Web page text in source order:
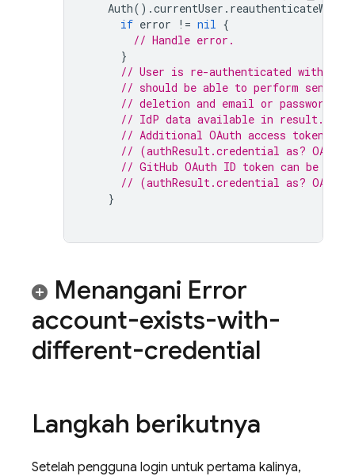
Auth().currentUser .
if error != nil {
// Handle error.
}
// User is re-authenticated with
// should be able to perform
// deletion and email or password
// IdP data available in
// Additional OAuth access token is
// (authResult.credential as?
// GitHub OAuth ID token can be
// (authResult.credential as?
}
Menangani Error
account-exists-with-
different-credential
Langkah berikutnya
Setelah pengguna login untuk pertama kalinya,